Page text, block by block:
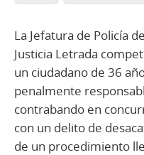
La Jefatura de Policía
Justicia Letrada
un ciudadano de 36
penalmente
contrabando en
con un delito de
de un procedimiento